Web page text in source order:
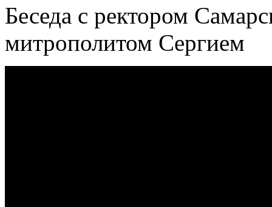
Беседа с ректором
митрополитом Сергием